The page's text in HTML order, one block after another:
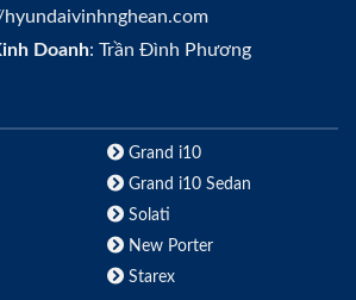
Doanh: Trần Đình Phương
Grand i10
Grand i10 Sedan
Solati
New Porter
Starex